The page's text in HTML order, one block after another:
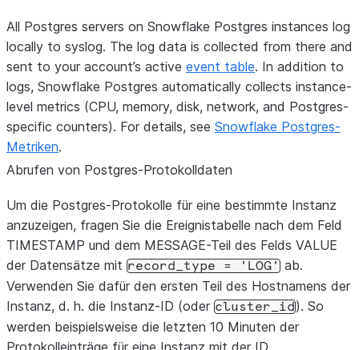
All Postgres servers on Snowflake Postgres instances log
locally to syslog. The log data is collected from there and
sent to your account’s active event table. In addition to
logs, Snowflake Postgres automatically collects instance-
level metrics (CPU, memory, disk, network, and Postgres-
specific counters). For details, see Snowflake Postgres-
Metriken.
Abrufen von Postgres-Protokolldaten
Um die Postgres-Protokolle für eine bestimmte Instanz
anzuzeigen, fragen Sie die Ereignistabelle nach dem Feld
TIMESTAMP und dem MESSAGE-Teil des Felds VALUE
der Datensätze mit record_type = 'LOG' ab.
Verwenden Sie dafür den ersten Teil des Hostnamens der
Instanz, d. h. die Instanz-ID (oder cluster_id). So
werden beispielsweise die letzten 10 Minuten der
Protokolleinträge für eine Instanz mit der ID